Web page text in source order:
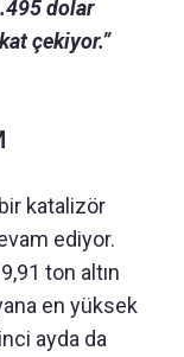
dolar
çekiyor.”
katalizör
ediyor.
ton altın
en yüksek
ayda da